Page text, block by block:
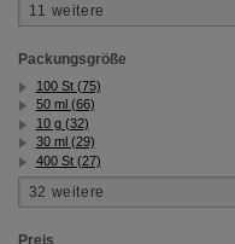
Packungsgröße
100 St (75)
50 ml (66)
10 g (32)
30 ml (29)
400 St (27)
Preis